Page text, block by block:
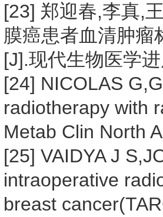
[23] 郑迎春,李真,
膜癌患者血清肿
[J].现代生物医学
[24] NICOLAS
radiotherapy with
Metab Clin North
[25] VAIDYA J
intraoperative
breast